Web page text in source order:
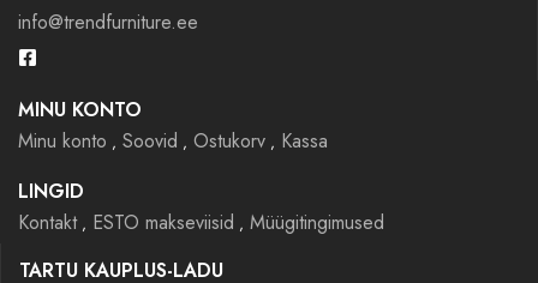
info@trendfurniture.ee
MINU KONTO
Minu konto
Soovid Ostukorv
Kassa
LINGID
Kontakt
ESTO makseviisid
Müügitingimused
TARTU KAUPLUS-LADU